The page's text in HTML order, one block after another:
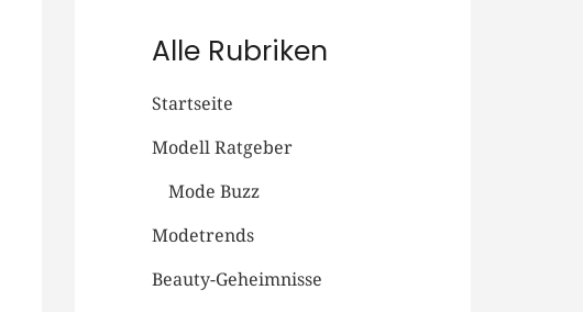
Alle Rubriken
Startseite
Modell Ratgeber
Mode Buzz
Modetrends
Beauty-Geheimnisse